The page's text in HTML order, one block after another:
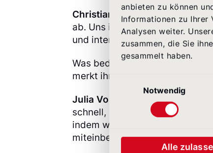
anbieten zu können
Informationen zu Ihrer
Analysen weiter.
zusammen, die Sie
gesammelt haben.
Einwilligungsauswahl
Notwendig
Alle
Christian Berens: Eure
ab. Uns interessiert, wie ihr
und internen Stakeholdern.
Was bedeutet „Service" auf
merkt ihr im Alltag, ob ihr
Julia Vollbracht:
Für uns heißt
schnell, barrierearm und ohne
indem wir Nutzerführung und
miteinbeziehen – auch dann,